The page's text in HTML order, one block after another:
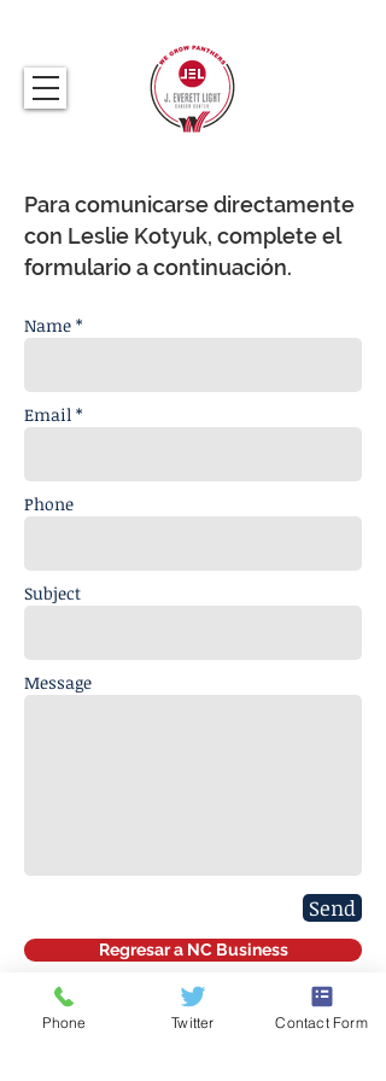
Para comunicarse directamente
con Leslie Kotyuk, complete el
formulario a continuación.
Name *
Email *
Phone
Subject
Message
Send
Regresar a NC Business
Regresar a NC Business
Phone Twitter Contact Form